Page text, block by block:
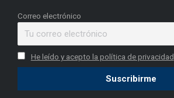
opens
window
opens
window
Correo electrónico
He leído y acepto la política de privacidad